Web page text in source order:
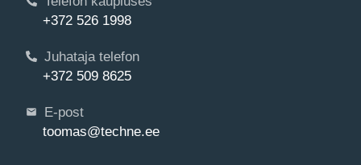
+372 526 1998
Juhataja telefon
+372 509 8625
E-post
toomas@techne.ee